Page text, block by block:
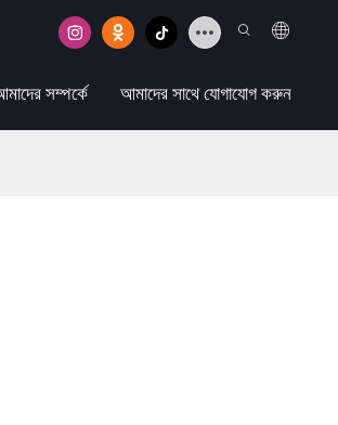
সম্পর্কে আমাদের সাথে যোগাযোগ করুন